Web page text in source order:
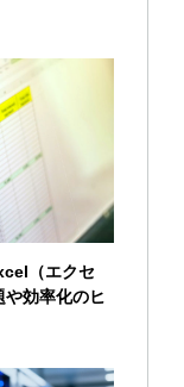
（エクセ
効率化のヒ